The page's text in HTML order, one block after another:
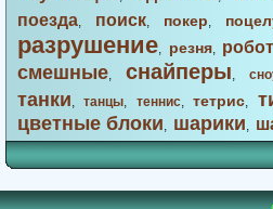
поезда, поиск, покер,
разрушение, резня,
смешные, снайперы,
танки,танцы, теннис,тетрис,
цветные блоки, шарики,